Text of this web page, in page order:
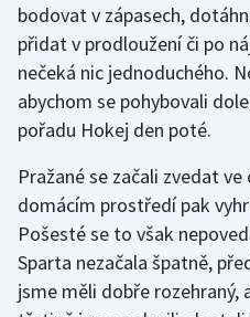
Golf
Gymnastika
Házená
Jezdectví
Judo
Krasobruslení
bodovat v zápasech,
přidat v prodloužení či po
nečeká nic jednoduchého.
abychom se pohybovali
pořadu Hokej den poté.
Pražané se začali zvedat
domácím prostředí pak
Pošesté se to však
Sparta nezačala špatně,
jsme měli dobře rozehraný,